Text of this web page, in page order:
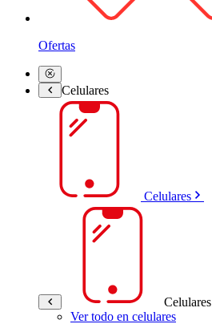
Ofertas
Celulares
Celulares
Celulares
Ver todo en celulares